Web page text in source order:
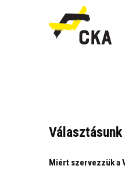
RÓLUNK
KÉPEZD MAGAD!
Miért szervezzük a